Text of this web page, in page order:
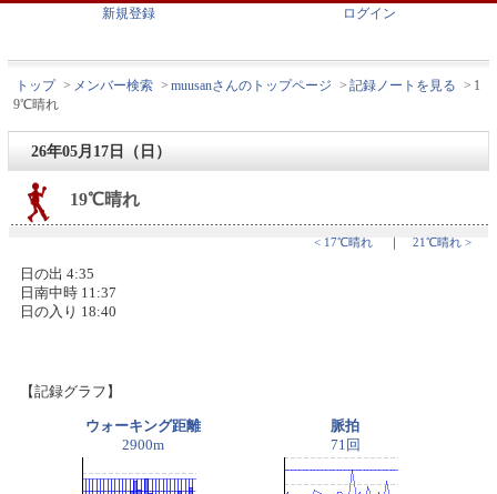
新規登録 ログイン
トップ > メンバー検索 > muusanさんのトップページ > 記録ノートを見る > 1
9℃晴れ
26年05月17日（日）
19℃晴れ
< 17℃晴れ ｜ 21℃晴れ >
日の出 4:35
日南中時 11:37
日の入り 18:40
【記録グラフ】
ウォーキング距離
2900m
脈拍
71回